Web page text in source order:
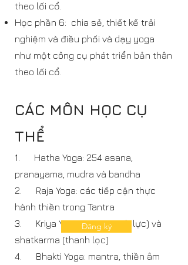
theo lối cổ.
Học phần 6: chia sẻ, thiết kế trải
nghiệm và điều phối và dạy yoga
như một công cụ phát triển bản thân
theo lối cổ.
CÁC MÔN HỌC CỤ
THỂ
1. Hatha Yoga: 254 asana,
pranayama, mudra và bandha
2. Raja Yoga: các tiếp cận thực
hành thiền trong Tantra
3. Kriya Yoga: prana (sinh lực) và
shatkarma (thanh lọc)
4. Bhakti Yoga: mantra, thiền âm
Đăng ký